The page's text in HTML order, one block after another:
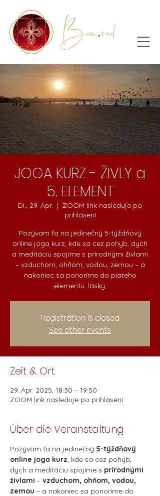
JOGA KURZ - ŽIVLY a
5. ELEMENT
Di., 29. Apr.
  |
ZOOM link nasleduje po
prihlásení
Pozývam ťa na jedinečný 5-týždňový
online joga kurz, kde sa cez pohyb, dych
a meditáciu spojíme s prírodnými živlami
– vzduchom, ohňom, vodou, zemou – a
nakoniec sa ponoríme do piateho
elementu: lásky.
Registration is closed
See other events
Zeit & Ort
29. Apr. 2025, 18:30 – 19:50
ZOOM link nasleduje po prihlásení
Über die Veranstaltung
Pozývam ťa na jedinečný 5-týždňový
online joga kurz, kde sa cez pohyb,
dych a meditáciu spojíme s prírodnými
živlami – vzduchom, ohňom, vodou,
zemou – a nakoniec sa ponoríme do